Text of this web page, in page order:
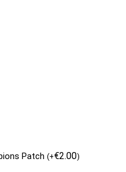
Patch(+€2.00)